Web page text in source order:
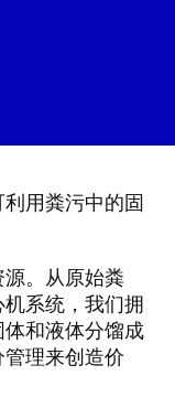
用粪污中的固
。从原始粪
系统，我们拥
和液体分馏成
理来创造价